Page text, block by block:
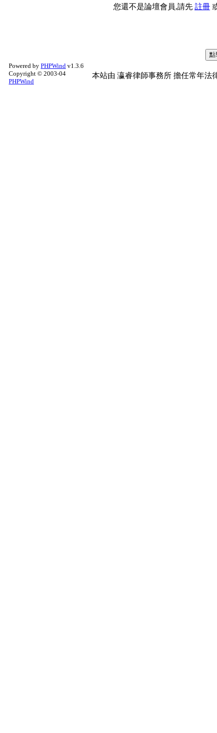
您還不是論壇會員,請先 註冊
Powered by PHPWind v1.3.6
Copyright © 2003-04
PHPWind
本站由 瀛睿律師事務所 擔任常年法